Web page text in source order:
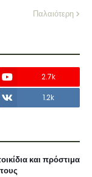
Παλαιότερη
2.7k
1.2k
και πρόστιμα